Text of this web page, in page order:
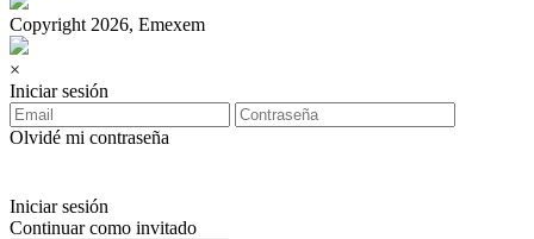
Copyright 2026, Emexem
×
Iniciar sesión
Olvidé mi contraseña
Iniciar sesión
Continuar como invitado